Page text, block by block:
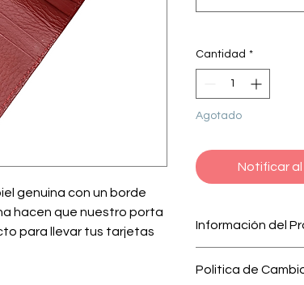
genuina con un borde
hacen que nuestro porta
para llevar tus tarjetas
Cantidad *
Agotado
Notificar
Información del
genuina con un
Politica de